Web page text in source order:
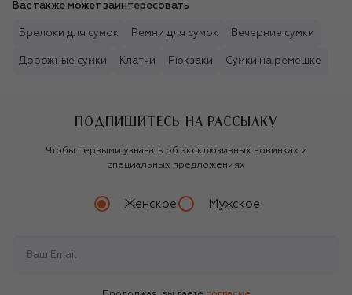
Вас также может заинтересовать
Брелоки для сумок Ремни для сумок Вечерние сумки
Дорожные сумки Клатчи Рюкзаки Сумки на ремешке
ПОДПИШИТЕСЬ НА РАССЫЛКУ
Чтобы первыми узнавать об эксклюзивных новинках и
специальных предложениях
Женское Мужское